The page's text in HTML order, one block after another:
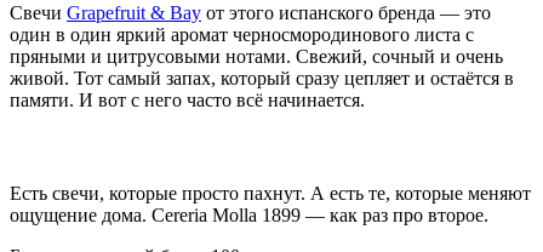
Свечи Grapefruit & Bay от этого испанского бренда — это
один в один яркий аромат черносмородинового листа с
пряными и цитрусовыми нотами. Свежий, сочный и очень
живой. Тот самый запах, который сразу цепляет и остаётся в
памяти. И вот с него часто всё начинается.
Есть свечи, которые просто пахнут. А есть те, которые меняют
ощущение дома. Cereria Molla 1899 — как раз про второе.